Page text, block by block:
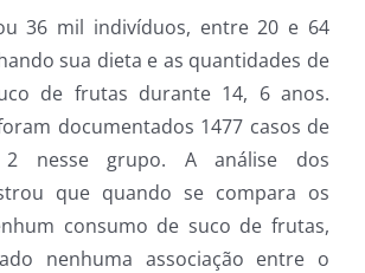
36 mil indivíduos, entre 20 e 64
sua dieta e as quantidades de
de frutas durante 14, 6 anos.
documentados 1477 casos de
nesse grupo. A análise dos
que quando se compara os
consumo de suco de frutas,
nenhuma associação entre o